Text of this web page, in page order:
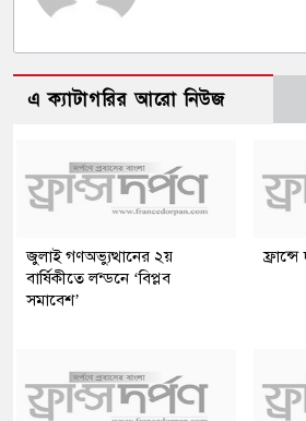
এ ক্যাটাগরির আরো নিউজ
জুলাই গণঅভ্যুত্থানের ২য়
বার্ষিকীতে লন্ডনে ‘বিপ্লব
সমাবেশ’